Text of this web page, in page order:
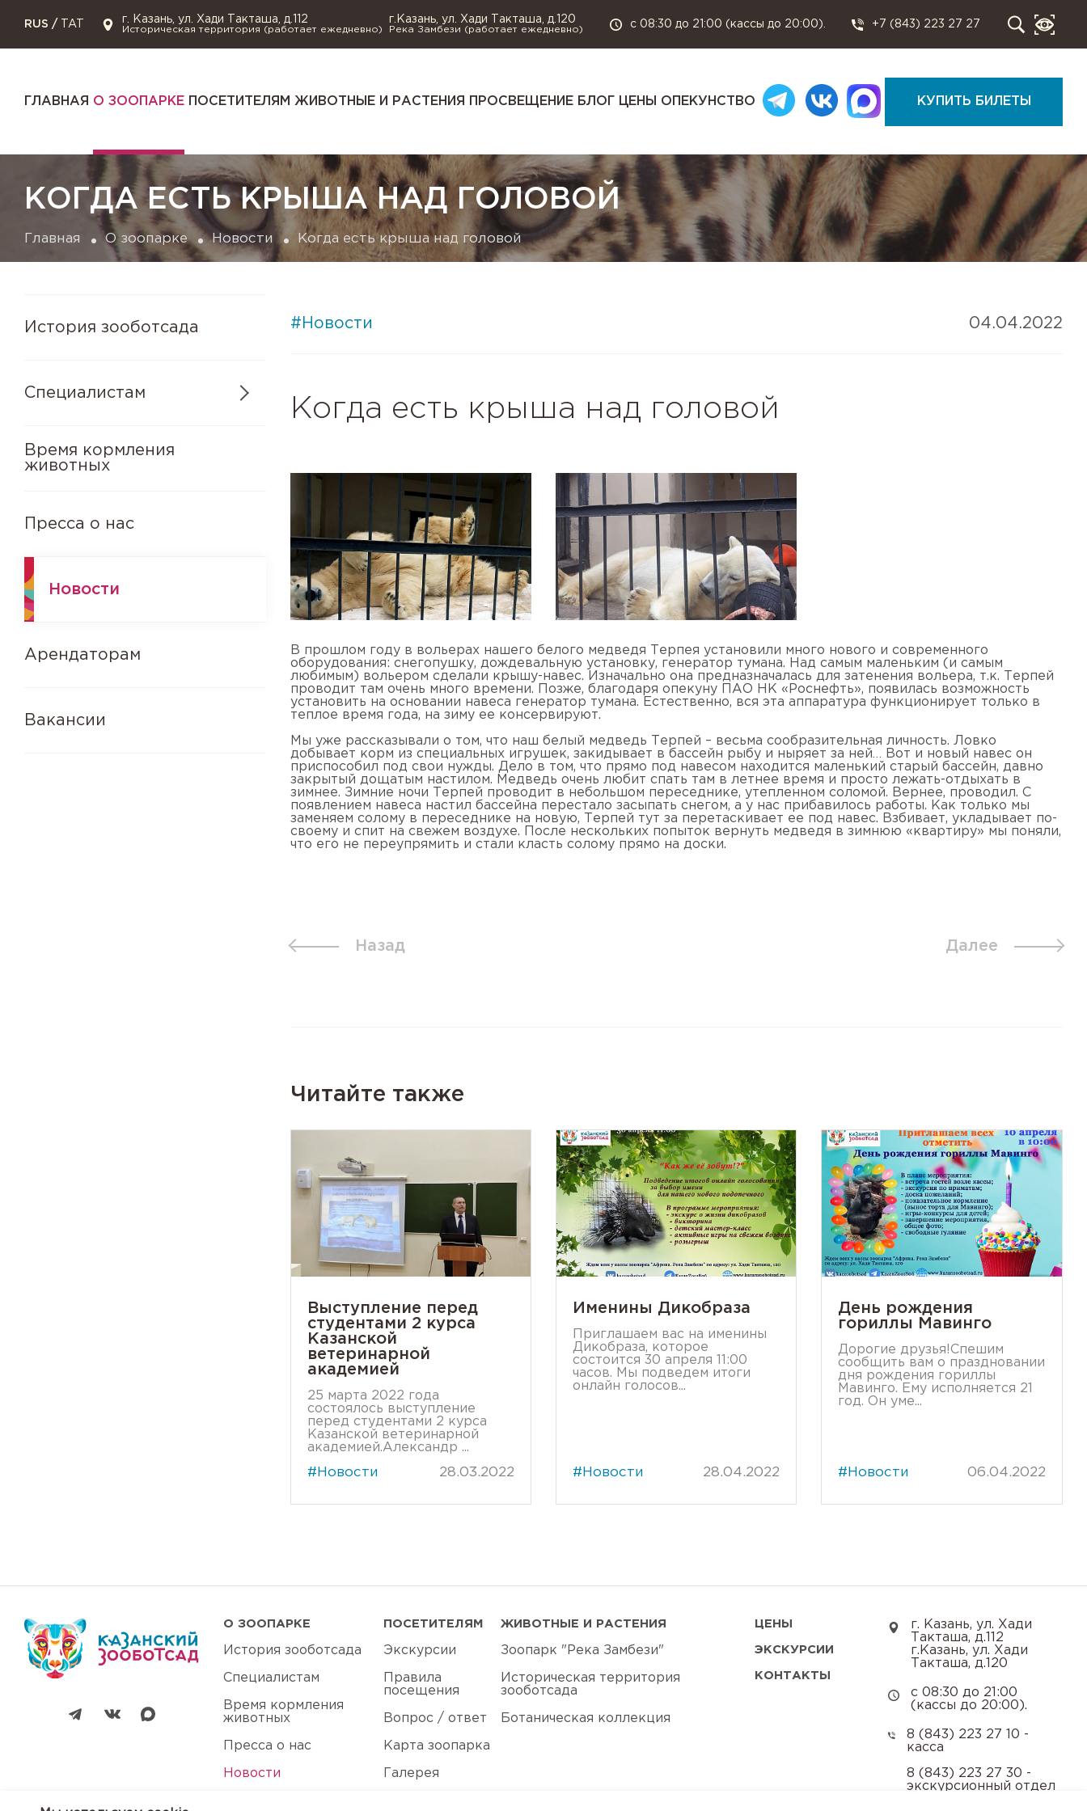
RUS / TAT г. Казань, ул. Хади Такташа, д.112
Историческая территория (работает ежедневно)
г.Казань, ул. Хади Такташа, д.120
Река Замбези (работает ежедневно)
с 08:30 до 21:00 (кассы до 20:00). +7 (843) 223 27 27
ГЛАВНАЯ О ЗООПАРКЕ ПОСЕТИТЕЛЯМ ЖИВОТНЫЕ И РАСТЕНИЯ ПРОСВЕЩЕНИЕ БЛОГ ЦЕНЫ ОПЕКУНСТВО КУПИТЬ БИЛЕТЫ
КОГДА ЕСТЬ КРЫША НАД ГОЛОВОЙ
Главная О зоопарке Новости Когда есть крыша над головой
История зооботсада
Специалистам
Время кормления
животных
Пресса о нас
Новости
Арендаторам
Вакансии
#Новости 04.04.2022
Когда есть крыша над головой
В прошлом году в вольерах нашего белого медведя Терпея установили много нового и современного
оборудования: снегопушку, дождевальную установку, генератор тумана. Над самым маленьким (и самым
любимым) вольером сделали крышу-навес. Изначально она предназначалась для затенения вольера, т.к. Терпей
проводит там очень много времени. Позже, благодаря опекуну ПАО НК «Роснефть», появилась возможность
установить на основании навеса генератор тумана. Естественно, вся эта аппаратура функционирует только в
теплое время года, на зиму ее консервируют.
Мы уже рассказывали о том, что наш белый медведь Терпей – весьма сообразительная личность. Ловко
добывает корм из специальных игрушек, закидывает в бассейн рыбу и ныряет за ней… Вот и новый навес он
приспособил под свои нужды. Дело в том, что прямо под навесом находится маленький старый бассейн, давно
закрытый дощатым настилом. Медведь очень любит спать там в летнее время и просто лежать-отдыхать в
зимнее. Зимние ночи Терпей проводит в небольшом переседнике, утепленном соломой. Вернее, проводил. С
появлением навеса настил бассейна перестало засыпать снегом, а у нас прибавилось работы. Как только мы
заменяем солому в переседнике на новую, Терпей тут за перетаскивает ее под навес. Взбивает, укладывает по-
своему и спит на свежем воздухе. После нескольких попыток вернуть медведя в зимнюю «квартиру» мы поняли,
что его не переупрямить и стали класть солому прямо на доски.
Назад Далее
Читайте также
Выступление перед
студентами 2 курса
Казанской
ветеринарной
академией
25 марта 2022 года
состоялось выступление
перед студентами 2 курса
Казанской ветеринарной
академией.Александр ...
#Новости 28.03.2022
Именины Дикобраза
Приглашаем вас на именины
Дикобраза, которое
состоится 30 апреля 11:00
часов. Мы подведем итоги
онлайн голосов...
#Новости 28.04.2022
День рождения
гориллы Мавинго
Дорогие друзья!Спешим
сообщить вам о праздновании
дня рождения гориллы
Мавинго. Ему исполняется 21
год. Он уме...
#Новости 06.04.2022
О ЗООПАРКЕ
История зооботсада
Специалистам
Время кормления
животных
Пресса о нас
Новости
ПОСЕТИТЕЛЯМ
Экскурсии
Правила
посещения
Вопрос / ответ
Карта зоопарка
Галерея
ЖИВОТНЫЕ И РАСТЕНИЯ
Зоопарк "Река Замбези"
Историческая территория
зооботсада
Ботаническая коллекция
ЦЕНЫ
ЭКСКУРСИИ
КОНТАКТЫ
г. Казань, ул. Хади
Такташа, д.112
г.Казань, ул. Хади
Такташа, д.120
с 08:30 до 21:00
(кассы до 20:00).
8 (843) 223 27 10 -
касса
8 (843) 223 27 30 -
экскурсионный отдел